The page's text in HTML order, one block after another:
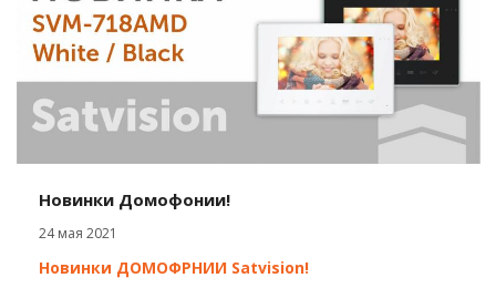
Новинки Домофонии!
24 мая 2021
Новинки ДОМОФРНИИ Satvision!